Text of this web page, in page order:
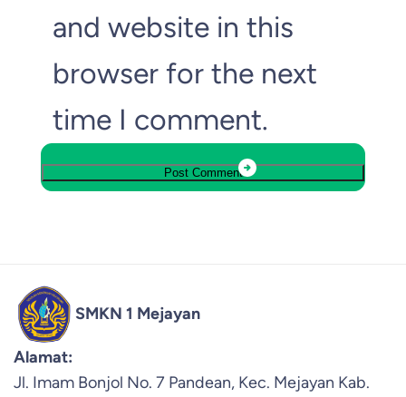
and website in this
browser for the next
time I comment.
SMKN 1 Mejayan
Alamat:
Jl. Imam Bonjol No. 7 Pandean, Kec. Mejayan Kab.